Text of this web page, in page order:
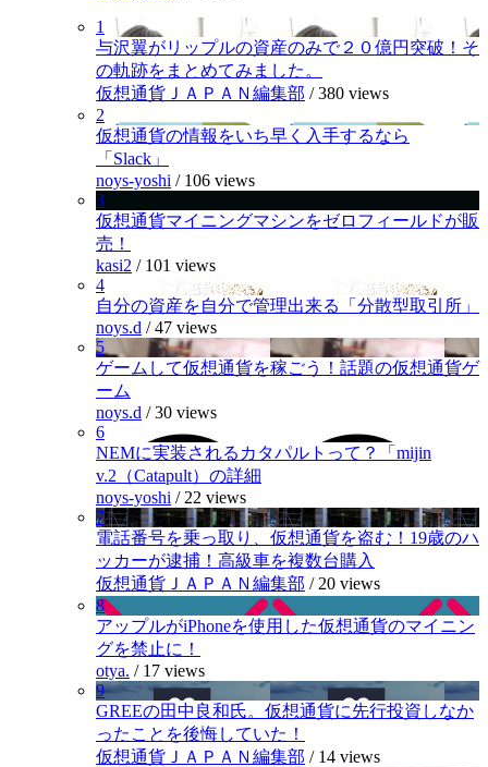
1
与沢翼がリップルの資産のみで２０億円突破！そ
の軌跡をまとめてみました。
仮想通貨ＪＡＰＡＮ編集部 /380 views
2
仮想通貨の情報をいち早く入手するなら
「Slack」
noys-yoshi / 106 views
3
仮想通貨マイニングマシンをゼロフィールドが販
売！
kasi2 / 101 views
4
自分の資産を自分で管理出来る「分散型取引所」
noys.d /47 views
5
ゲームして仮想通貨を稼ごう！話題の仮想通貨ゲ
ーム
noys.d /30 views
6
NEMに実装されるカタパルトって？「mijin
v.2（Catapult）の詳細
noys-yoshi / 22 views
7
電話番号を乗っ取り、仮想通貨を盗む！19歳のハ
ッカーが逮捕！高級車を複数台購入
仮想通貨ＪＡＰＡＮ編集部 / 20 views
8
アップルがiPhoneを使用した仮想通貨のマイニン
グを禁止に！
otya. / 17 views
9
GREEの田中良和氏。仮想通貨に先行投資しなか
ったことを後悔していた！
仮想通貨ＪＡＰＡＮ編集部 / 14 views